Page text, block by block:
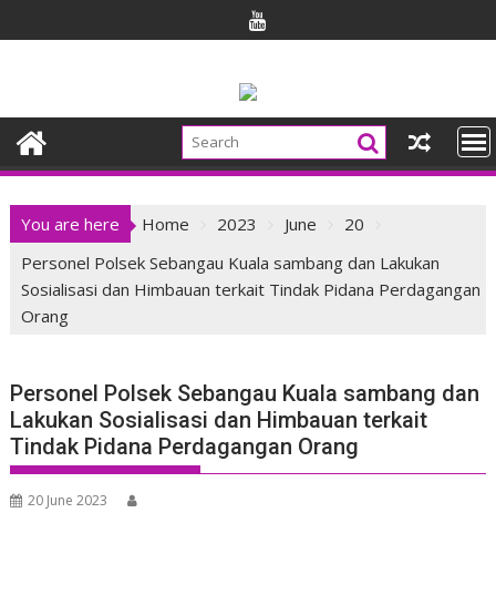
to
You are here Home 2023 June
20
Personel Polsek Sebangau Kuala sambang dan Lakukan
Sosialisasi dan Himbauan terkait Tindak Pidana Perdagangan
Orang
Personel Polsek Sebangau Kuala sambang dan
Lakukan Sosialisasi dan Himbauan terkait
Tindak Pidana Perdagangan Orang
20 June 2023